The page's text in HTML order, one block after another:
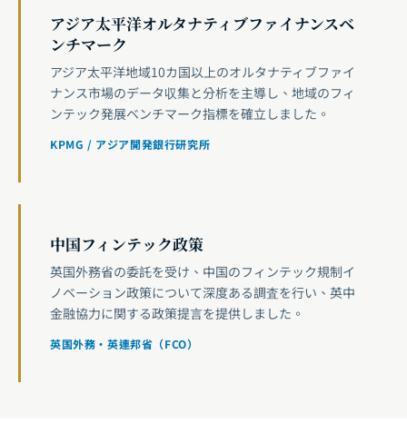
アジア太平洋オルタナティブファイナンスベ
ンチマーク
アジア太平洋地域10カ国以上のオルタナティブファイ
ナンス市場のデータ収集と分析を主導し、地域のフィ
ンテック発展ベンチマーク指標を確立しました。
KPMG / アジア開発銀行研究所
中国フィンテック政策
英国外務省の委託を受け、中国のフィンテック規制イ
ノベーション政策について深度ある調査を行い、英中
金融協力に関する政策提言を提供しました。
英国外務・英連邦省（FCO）